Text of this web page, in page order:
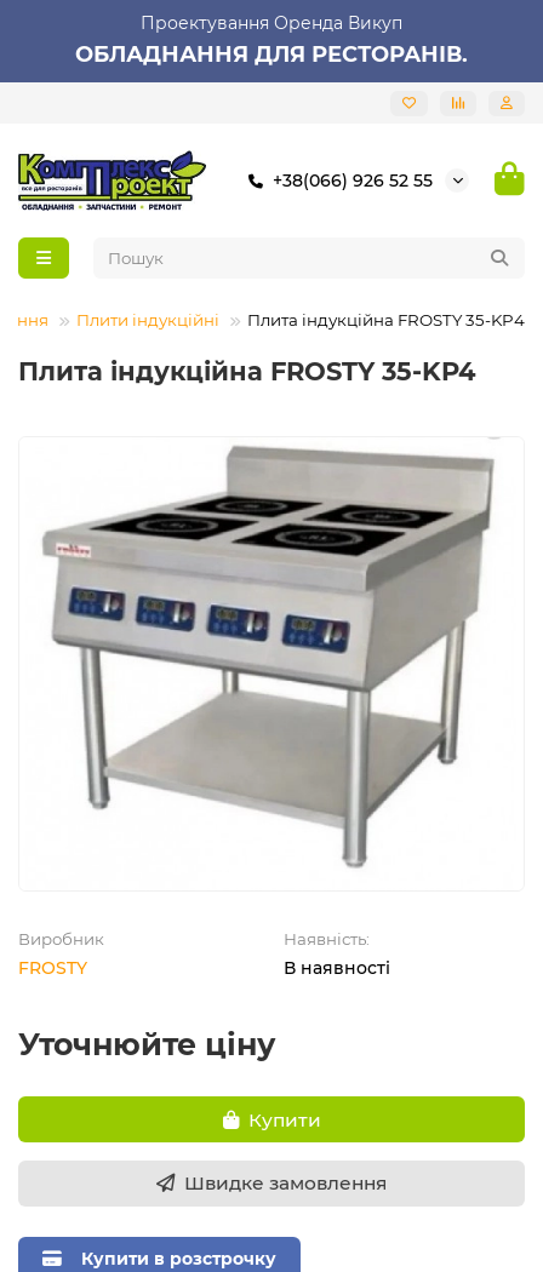
Проектування Оренда Викуп
ОБЛАДНАННЯ ДЛЯ РЕСТОРАНІВ.
+38(066) 926 52 55
Плити індукційні Плита індукційна FROSTY 35-KP4
Плита індукційна FROSTY 35-KP4
Виробник
FROSTY
Наявність:
В наявності
Уточнюйте ціну
Купити
Швидке замовлення
Купити в розстрочку